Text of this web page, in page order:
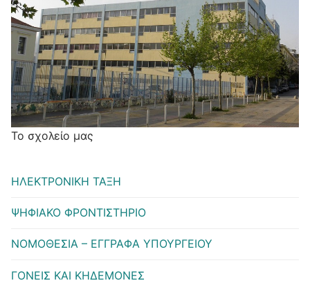
Το σχολείο μας
ΗΛΕΚΤΡΟΝΙΚΗ ΤΑΞΗ
ΨΗΦΙΑΚΟ ΦΡΟΝΤΙΣΤΗΡΙΟ
ΝΟΜΟΘΕΣΙΑ – ΕΓΓΡΑΦΑ ΥΠΟΥΡΓΕΙΟΥ
ΓΟΝΕΙΣ ΚΑΙ ΚΗΔΕΜΟΝΕΣ